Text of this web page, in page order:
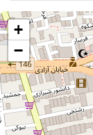
+
−